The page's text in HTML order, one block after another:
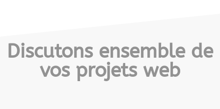
Discutons ensemble de
vos projets web